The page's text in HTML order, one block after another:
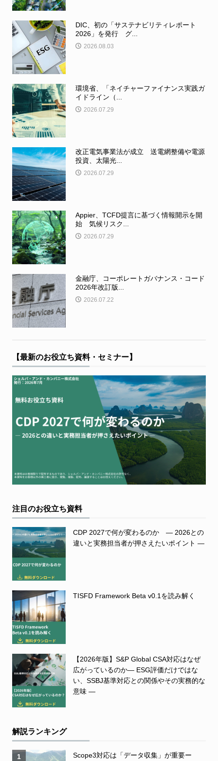
DIC、初の「サステナビリティレポート
2026」を発行 グ...
2026.08.03
環境省、「ネイチャーファイナンス実践ガ
イドライン（...
2026.07.29
改正電気事業法が成立 送電網整備や電源
投資、太陽光...
2026.07.29
Appier、TCFD提言に基づく情報開示を開
始 気候リスク...
2026.07.29
金融庁、コーポレートガバナンス・コード
2026年改訂版...
2026.07.22
【最新のお役立ち資料・セミナー】
注目のお役立ち資料
CDP 2027で何が変わるのか ― 2026との
違いと実務担当者が押さえたいポイント ―
TISFD Framework Beta v0.1を読み解く
【2026年版】S&P Global CSA対応はなぜ
広がっているのか― ESG評価だけではな
い、SSBJ基準対応との関係やその実務的な
意味 ―
解説ランキング
1
Scope3対応は「データ収集」が重要ー